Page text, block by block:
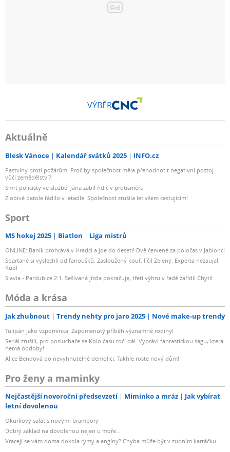
VÝBĚR
Aktuálně
Blesk Vánoce Kalendář svátků 2025 INFO.cz
Pastviny proti požárům. Proč by společnost měla přehodnotit negativní postoj
vůči zemědělství?
Smrt policisty ve službě: Jána zabil řidič v protisměru
Zlobivé batole řádilo v letadle: Společnost zrušila let všem cestujícím!
Sport
MS hokej 2025 Biatlon Liga mistrů
ONLINE: Baník prohrává v Hradci a jde do deseti! Dvě červené za poločas v Jablonci
Sparťané si vyslechli od fanoušků. Zasloužený kouř, líčil Zelený. Experta nezaujal
Kuol
Slavia - Pardubice 2:1. Sešívaná jízda pokračuje, třetí výhru v řadě zařídil Chytil
Móda a krása
Jak zhubnout Trendy nehty pro jaro 2025 Nové make-up trendy
Tulipán jako vzpomínka: Zapomenutý příběh významné rodiny!
Seriál zrušili, pro posluchače se Kolo času točí dál. Vypráví fantastickou ságu, která
nemá obdoby!
Alice Bendová po nevyhnutelné demolici: Takhle roste nový dům!
Pro ženy a maminky
Nejčastější novoroční předsevzetí Miminko a mráz
Jak vybírat
letní dovolenou
Okurkový salát s novými brambory
Dobrý základ na dovolenou nejen u moře...
Vracejí se vám doma dokola rýmy a angíny? Chyba může být v zubním kartáčku